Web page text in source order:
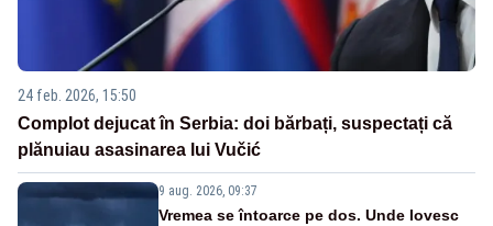
24 feb. 2026, 15:50
Complot dejucat în Serbia: doi bărbați, suspectați că
plănuiau asasinarea lui Vučić
9 aug. 2026, 09:37
Vremea se întoarce pe dos. Unde lovesc